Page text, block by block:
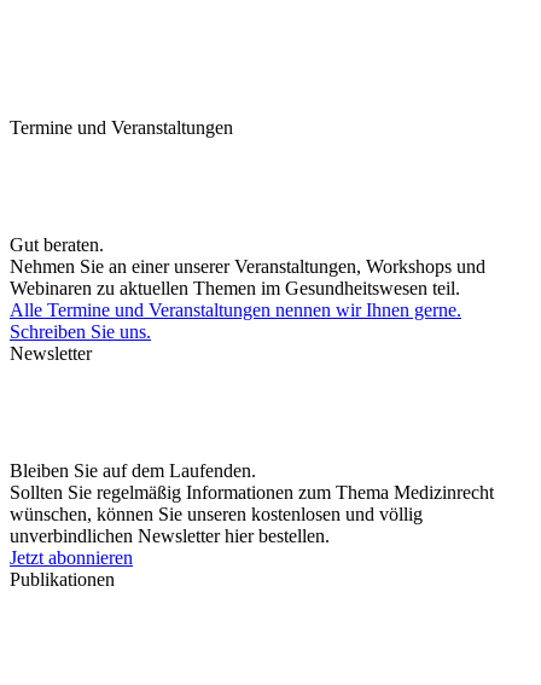
Termine und Veranstaltungen
Gut beraten.
Nehmen Sie an einer unserer Veranstaltungen, Workshops und
Webinaren zu aktuellen Themen im Gesundheitswesen teil.
Alle Termine und Veranstaltungen nennen wir Ihnen gerne.
Schreiben Sie uns.
Newsletter
Bleiben Sie auf dem Laufenden.
Sollten Sie regelmäßig Informationen zum Thema Medizinrecht
wünschen, können Sie unseren kostenlosen und völlig
unverbindlichen Newsletter hier bestellen.
Jetzt abonnieren
Publikationen